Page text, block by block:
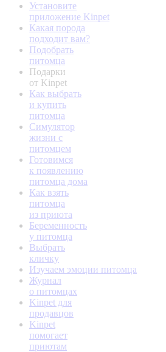
Установите
приложение Kinpet
Какая порода
подходит вам?
Подобрать
питомца
Подарки
от Kinpet
Как выбрать
и купить
питомца
Симулятор
жизни с
питомцем
Готовимся
к появлению
питомца дома
Как взять
питомца
из приюта
Беременность
у питомца
Выбрать
кличку
Изучаем эмоции питомца
Журнал
о питомцах
Kinpet для
продавцов
Kinpet
помогает
приютам